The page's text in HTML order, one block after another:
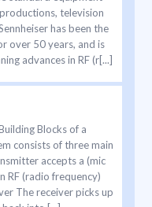
television
has been the
over 50 years, and is
advances in RF (r[...]
Blocks of a
consists of three main
accepts a (mic
RF (radio frequency)
The receiver picks up